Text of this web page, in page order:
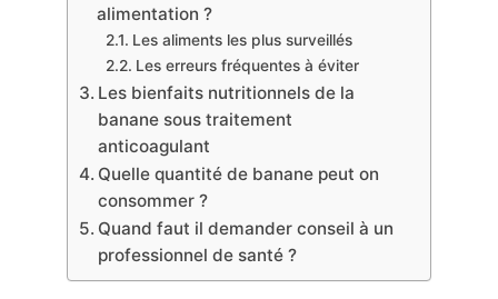
alimentation ?
Les aliments les plus surveillés
Les erreurs fréquentes à éviter
Les bienfaits nutritionnels de la
banane sous traitement
anticoagulant
Quelle quantité de banane peut on
consommer ?
Quand faut il demander conseil à un
professionnel de santé ?